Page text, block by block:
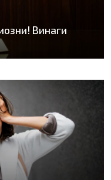
Винаги